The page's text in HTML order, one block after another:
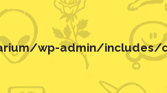
wp-admin/includes/